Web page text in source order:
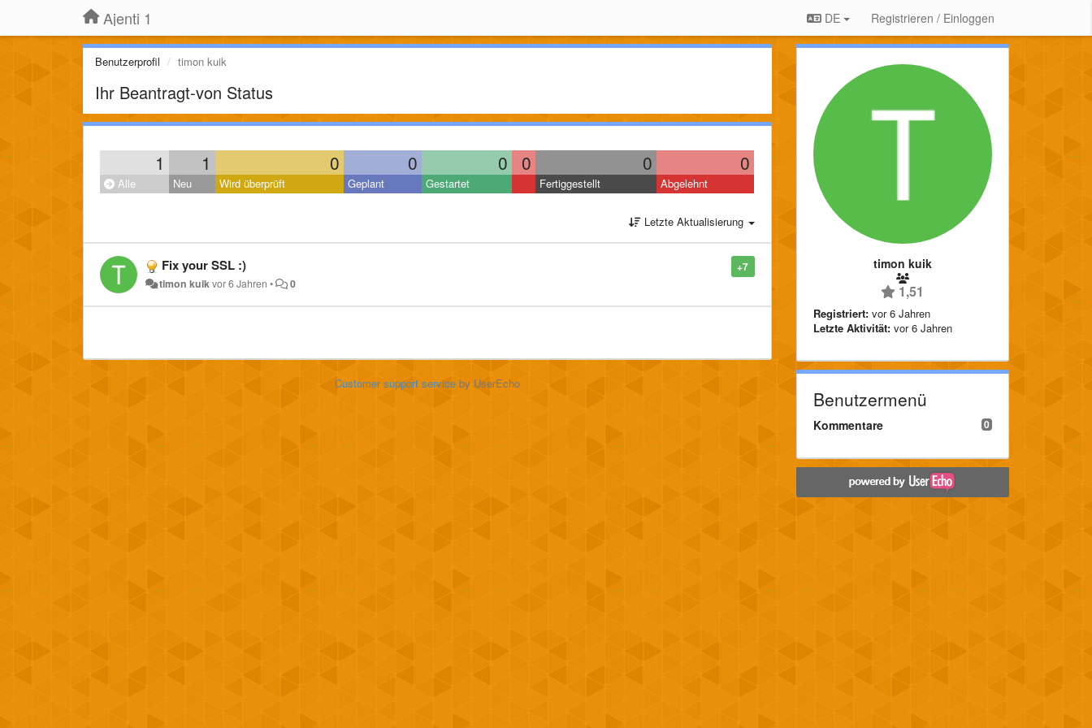
Ajenti 1 DE Registrieren / Einloggen
Benutzerprofil timon kuik
Ihr Beantragt-von Status
1 1 0 0 0 0 0 0
Alle Neu Wird überprüft Geplant Gestartet Fertiggestellt Abgelehnt
Letzte Aktualisierung
+7
Fix your SSL :)
timon kuikvor 6 Jahren • 0
Customer support serviceby UserEcho
timon kuik
1,51
Registriert: vor 6 Jahren
Letzte Aktivität: vor 6 Jahren
Benutzermenü
0
Kommentare